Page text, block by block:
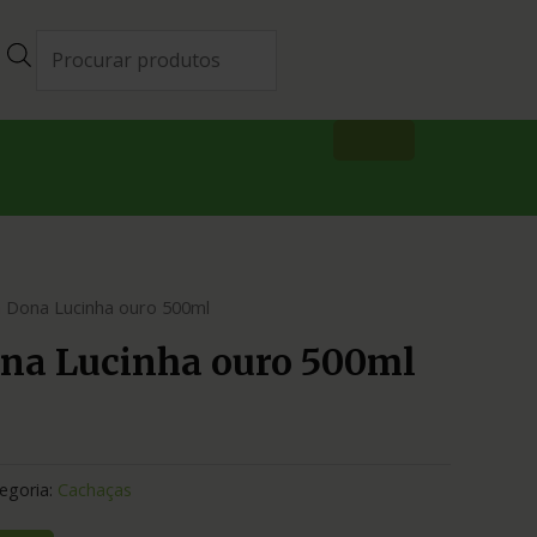
Lucinha ouro 500ml
Lucinha ouro 500ml
Cachaças